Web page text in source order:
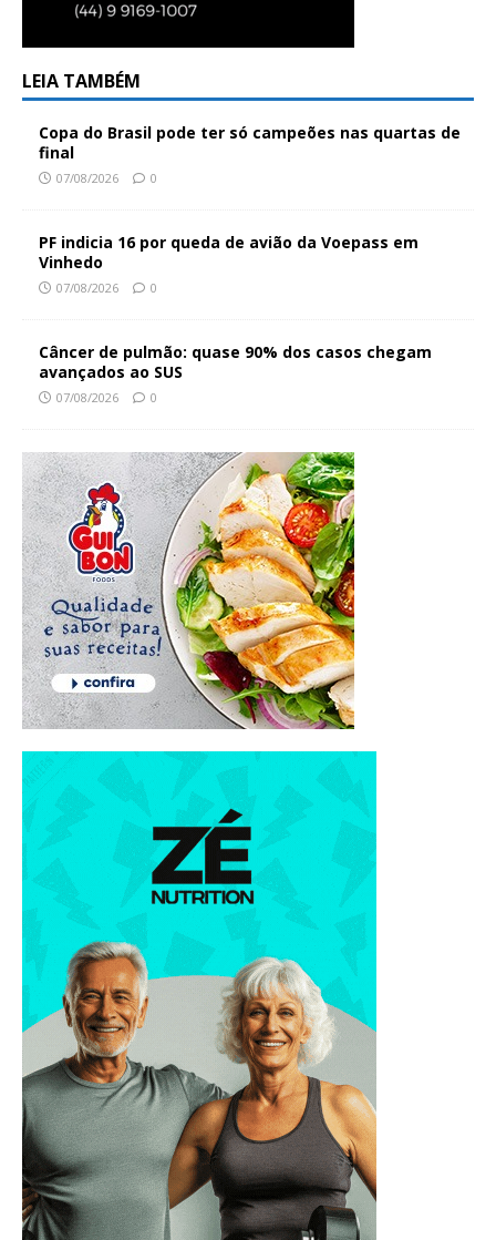
LEIA TAMBÉM
Copa do Brasil pode ter só campeões nas quartas de
final
07/08/2026 0
PF indicia 16 por queda de avião da Voepass em
Vinhedo
07/08/2026 0
Câncer de pulmão: quase 90% dos casos chegam
avançados ao SUS
07/08/2026 0